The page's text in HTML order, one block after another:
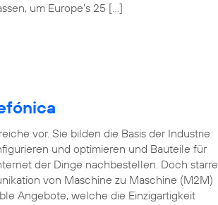
um Europe’s 25 […]
vor. Sie bilden die Basis der Industrie
und optimieren und Bauteile für
der Dinge nachbestellen. Doch starre
von Maschine zu Maschine (M2M)
Angebote, welche die Einzigartigkeit